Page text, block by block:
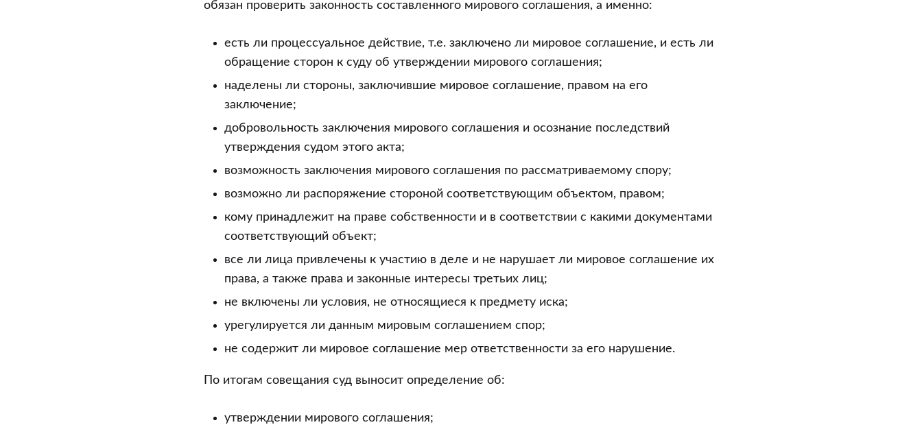
обязан проверить законность составленного мирового соглашения, а именно:
есть ли процессуальное действие, т.е. заключено ли мировое соглашение, и есть ли
обращение сторон к суду об утверждении мирового соглашения;
наделены ли стороны, заключившие мировое соглашение, правом на его
заключение;
добровольность заключения мирового соглашения и осознание последствий
утверждения судом этого акта;
возможность заключения мирового соглашения по рассматриваемому спору;
возможно ли распоряжение стороной соответствующим объектом, правом;
кому принадлежит на праве собственности и в соответствии с какими документами
соответствующий объект;
все ли лица привлечены к участию в деле и не нарушает ли мировое соглашение их
права, а также права и законные интересы третьих лиц;
не включены ли условия, не относящиеся к предмету иска;
урегулируется ли данным мировым соглашением спор;
не содержит ли мировое соглашение мер ответственности за его нарушение.
По итогам совещания суд выносит определение об:
утверждении мирового соглашения;